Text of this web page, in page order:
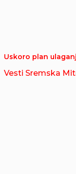
Uskoro plan
Vesti Sremska